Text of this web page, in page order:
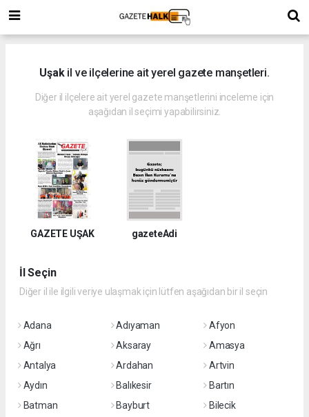
Uşakil ve ilçelerine ait yerel gazete manşetleri.
Diğer il ilçelere ait yerel gazete manşetlerini inceleme için
aşağıdan il seçimi yapabilirsiniz.
GAZETE UŞAK gazeteAdi
İl Seçin
Diğer il ile ilgili veriye ulaşmak için lütfen aşağıdan bir il seçin
Adana Adıyaman
Afyon
Ağrı
Aksaray
Amasya
Antalya
Ardahan
Artvin
Aydın
Balıkesir
Bartın
Batman
Bayburt
Bilecik